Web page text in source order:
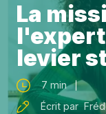
La
levier
7 min
Écrit par